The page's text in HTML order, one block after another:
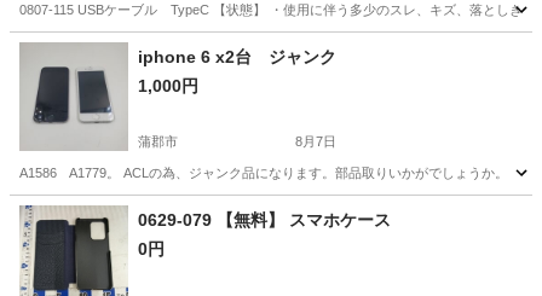
0807-115 USBケーブル TypeC 【状態】 ・使用に伴う多少のスレ、キズ、落としき
愛知 半田市 現地
iphone 6 x2台 ジャンク
1,000円
蒲郡市 8月7日
A1586 A1779。 ACLの為、ジャンク品になります。部品取りいかがでしょうか。
愛知 蒲郡市 携帯電話/スマホ
0629-079 【無料】 スマホケース
0円